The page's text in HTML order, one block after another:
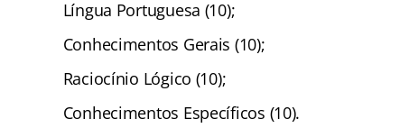
Língua Portuguesa (10);
Conhecimentos Gerais (10);
Raciocínio Lógico (10);
Conhecimentos Específicos (10).